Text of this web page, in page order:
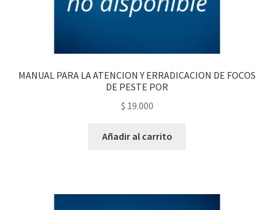
MANUAL PARA LA ATENCION Y ERRADICACION DE FOCOS
DE PESTE POR
$ 19.000
Añadir al carrito